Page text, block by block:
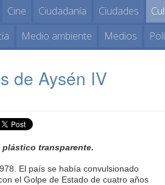
Cine Ciudadanía Ciudades
Medio ambiente Medios
de Aysén IV
plástico transparente.
El país se había convulsionado
el Golpe de Estado de cuatro años